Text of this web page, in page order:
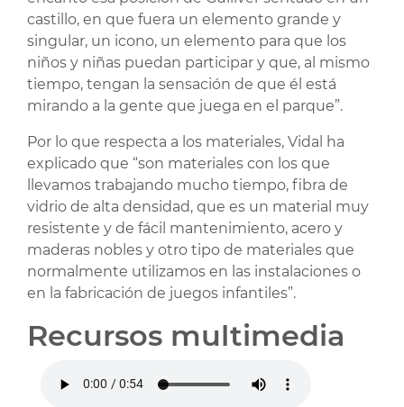
castillo, en que fuera un elemento grande y
singular, un icono, un elemento para que los
niños y niñas puedan participar y que, al mismo
tiempo, tengan la sensación de que él está
mirando a la gente que juega en el parque”.
Por lo que respecta a los materiales, Vidal ha
explicado que “son materiales con los que
llevamos trabajando mucho tiempo, fibra de
vidrio de alta densidad, que es un material muy
resistente y de fácil mantenimiento, acero y
maderas nobles y otro tipo de materiales que
normalmente utilizamos en las instalaciones o
en la fabricación de juegos infantiles”.
Recursos multimedia